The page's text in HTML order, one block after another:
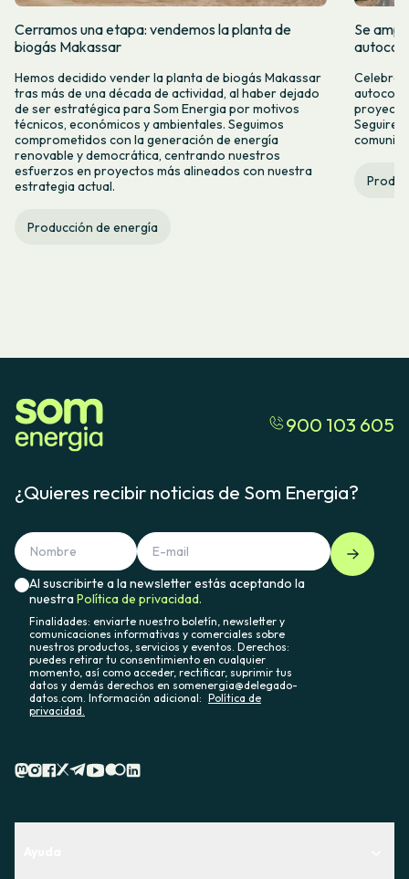
Cerramos una etapa: vendemos la planta de
biogás Makassar
Hemos decidido vender la planta de biogás Makassar
tras más de una década de actividad, al haber dejado
de ser estratégica para Som Energia por motivos
técnicos, económicos y ambientales. Seguimos
comprometidos con la generación de energía
renovable y democrática, centrando nuestros
esfuerzos en proyectos más alineados con nuestra
estrategia actual.
Producción de energía
Se
900 103 605
¿Quieres recibir noticias de Som Energia?
Al suscribirte a la newsletter estás aceptando la
nuestraPolítica de privacidad.
Finalidades: enviarte nuestro boletín, newsletter y
comunicaciones informativas y comerciales sobre
nuestros productos, servicios y eventos. Derechos:
puedes retirar tu consentimiento en cualquier
momento, así como acceder, rectificar, suprimir tus
datos y demás derechos en somenergia@delegado-
datos.com. Información adicional: Política de
privacidad.